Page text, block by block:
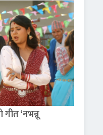
‘नभन्नू